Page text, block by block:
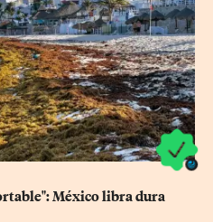
México libra dura